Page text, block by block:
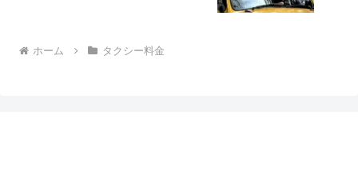
ホーム タクシー料金